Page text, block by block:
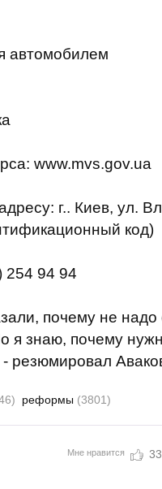
автомобилем
: www.mvs.gov.ua
: г.. Киев, ул.
код)
254 94 94
, почему не надо
я знаю, почему
- резюмировал
реформы (3801)
Мне нравится 33